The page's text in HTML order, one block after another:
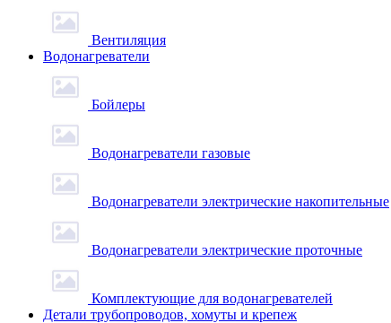
Вентиляция
Водонагреватели
Бойлеры
Водонагреватели газовые
Водонагреватели электрические накопительные
Водонагреватели электрические проточные
Комплектующие для водонагревателей
Детали трубопроводов, хомуты и крепеж